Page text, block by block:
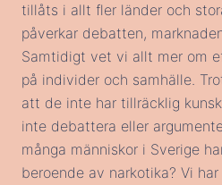
tillåts i allt fler länder och
påverkar debatten,
Samtidigt vet vi allt mer om
på individer och samhälle.
att de inte har tillräcklig
inte debattera eller
många människor i Sverige
beroende av narkotika? Vi